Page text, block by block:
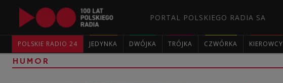
PORTAL POLSKIEGO RADIA SA
POLSKIE RADIO 24 JEDYNKA DWÓJKA TRÓJKA CZWÓRKA KIEROWCY
HUMOR